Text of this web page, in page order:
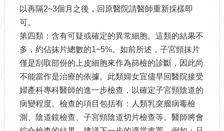
以再隔2~3個月之後，回原醫院請醫師重新採樣即
可。
第四類：含有可疑或確定的異常細胞。這類的結果不
多，約佔抹片總數的1~5%。如前所述，子宮頸抹片
僅是刮取部份的上皮細胞來作為篩檢的診斷，因此尚
不能當作是治療的依據。此類婦女宜儘早回醫院接受
婦產科專科醫師的進一步檢查，以確定子宮頸陰道的
病變程度。檢查的項目包括有：人類乳突瘤病毒檢
測、陰道鏡檢查、子宮頸陰道切片檢查等。醫師將會